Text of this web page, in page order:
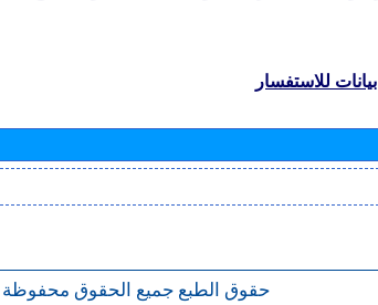
بيانات للاستفسار
حقوق الطبع جميع الحقوق محفوظة